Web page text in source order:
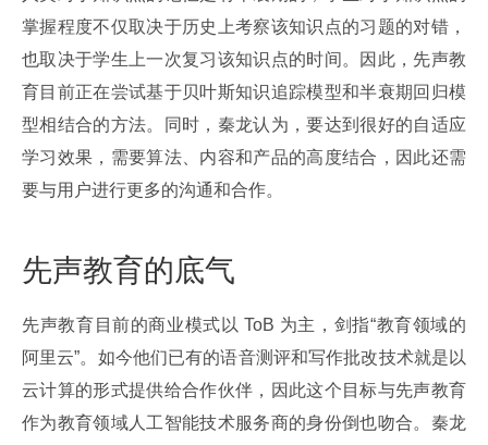
掌握程度不仅取决于历史上考察该知识点的习题的对错，
也取决于学生上一次复习该知识点的时间。因此，先声教
育目前正在尝试基于贝叶斯知识追踪模型和半衰期回归模
型相结合的方法。同时，秦龙认为，要达到很好的自适应
学习效果，需要算法、内容和产品的高度结合，因此还需
要与用户进行更多的沟通和合作。
先声教育的底气
先声教育目前的商业模式以 ToB 为主，剑指“教育领域的
阿里云”。如今他们已有的语音测评和写作批改技术就是以
云计算的形式提供给合作伙伴，因此这个目标与先声教育
作为教育领域人工智能技术服务商的身份倒也吻合。秦龙